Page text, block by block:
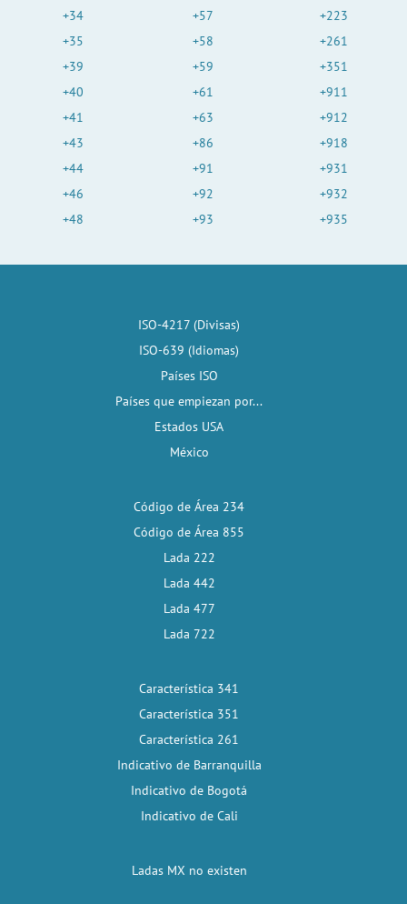
+34
+35
+39
+40
+41
+43
+44
+46
+48
+57
+58
+59
+61
+63
+86
+91
+92
+93
+223
+261
+351
+911
+912
+918
+931
+932
+935
ISO-4217 (Divisas)
ISO-639 (Idiomas)
Países ISO
Países que empiezan por...
Estados USA
México
Código de Área 234
Código de Área 855
Lada 222
Lada 442
Lada 477
Lada 722
Característica 341
Característica 351
Característica 261
Indicativo de Barranquilla
Indicativo de Bogotá
Indicativo de Cali
Ladas MX no existen